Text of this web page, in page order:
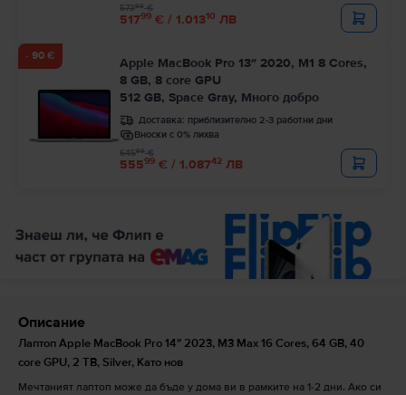
51799 € / 1.01310 ЛВ
57399€
- 90 €
Apple MacBook Pro 13″ 2020, M1 8 Cores,
8 GB, 8 core GPU
512 GB, Space Gray, Много добро
Доставка: приблизително 2-3 работни дни
Вноски с 0% лихва
55599 € / 1.08742 ЛВ
64599€
Описание
Лаптоп Apple MacBook Pro 14″ 2023, M3 Max 16 Cores, 64 GB, 40
core GPU, 2 TB, Silver, Като нов
Мечтаният лаптоп може да бъде у дома ви в рамките на 1-2 дни. Ако си